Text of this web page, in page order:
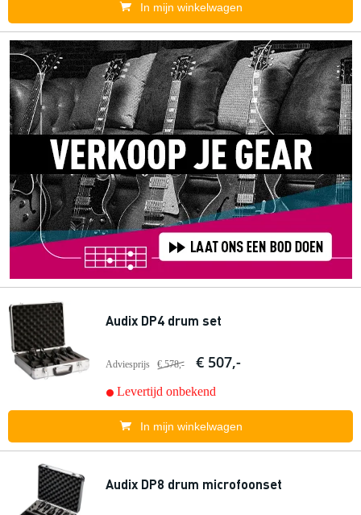
In mijn winkelwagen
Audix DP4 drum set
Adviesprijs € 578,- € 507,-
Levertijd onbekend
In mijn winkelwagen
Audix DP8 drum microfoonset